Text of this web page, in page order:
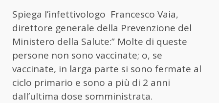
Spiega l’infettivologo Francesco Vaia,
direttore generale della Prevenzione del
Ministero della Salute:” Molte di queste
persone non sono vaccinate; o, se
vaccinate, in larga parte si sono fermate al
ciclo primario e sono a più di 2 anni
dall’ultima dose somministrata.